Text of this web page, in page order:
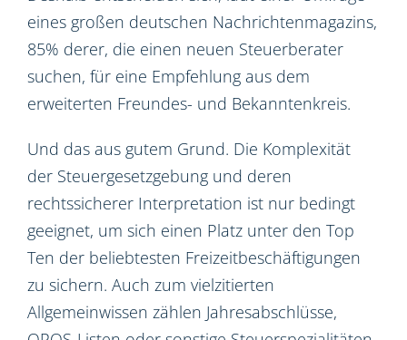
eines großen deutschen Nachrichtenmagazins,
85% derer, die einen neuen Steuerberater
suchen, für eine Empfehlung aus dem
erweiterten Freundes- und Bekanntenkreis.
Und das aus gutem Grund. Die Komplexität
der Steuergesetzgebung und deren
rechtssicherer Interpretation ist nur bedingt
geeignet, um sich einen Platz unter den Top
Ten der beliebtesten Freizeitbeschäftigungen
zu sichern. Auch zum vielzitierten
Allgemeinwissen zählen Jahresabschlüsse,